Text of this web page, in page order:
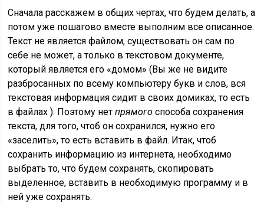
Сначала расскажем в общих чертах, что будем делать, а
потом уже пошагово вместе выполним все описанное.
Текст не является файлом, существовать он сам по
себе не может, а только в текстовом документе,
который является его «домом» (Вы же не видите
разбросанных по всему компьютеру букв и слов, вся
текстовая информация сидит в своих домиках, то есть
в файлах ). Поэтому нет прямого способа сохранения
текста, для того, чтоб он сохранился, нужно его
«заселить», то есть вставить в файл. Итак, чтоб
сохранить информацию из интернета, необходимо
выбрать то, что будем сохранять, скопировать
выделенное, вставить в необходимую программу и в
ней уже сохранять.